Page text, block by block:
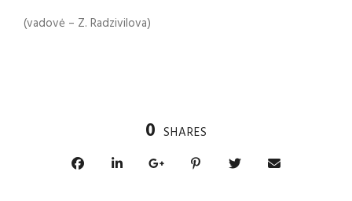
(vadovė – Z. Radzivilova)
0 SHARES